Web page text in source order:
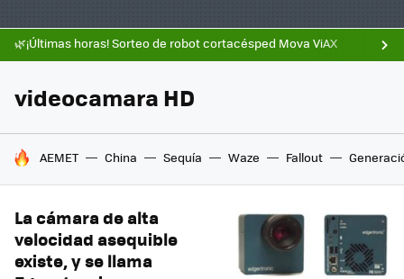
🌿¡Últimas horas! Sorteo de robot cortacésped Mova ViAX
videocamara HD
HOY SE HABLA DE
AEMET China Sequía Waze Fallout
La cámara de alta
velocidad asequible
existe, y se llama